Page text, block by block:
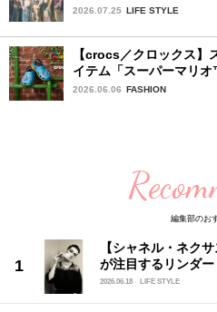
2026.07.25 LIFE STYLE
【crocs／クロックス
イテム「スーパーマリ
16日より発売開始！
2026.06.06 FASHION
編集部のお
【シャネル・ネク
が注目するリンダ
2026.06.18
LIFE STYLE